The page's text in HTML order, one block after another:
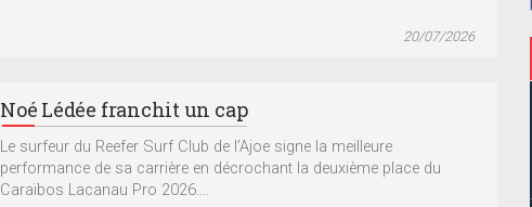
20/07/2026
Noé Lédée franchit un cap
Le surfeur du Reefer Surf Club de l’Ajoe signe la meilleure
performance de sa carrière en décrochant la deuxième place du
Caraïbos Lacanau Pro 2026....